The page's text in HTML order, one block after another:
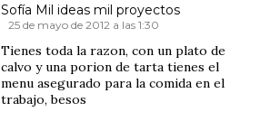
Sofía Mil ideas mil proyectos
25 de mayo de 2012 a las 1:30
Tienes toda la razon, con un plato de
calvo y una porion de tarta tienes el
menu asegurado para la comida en el
trabajo, besos